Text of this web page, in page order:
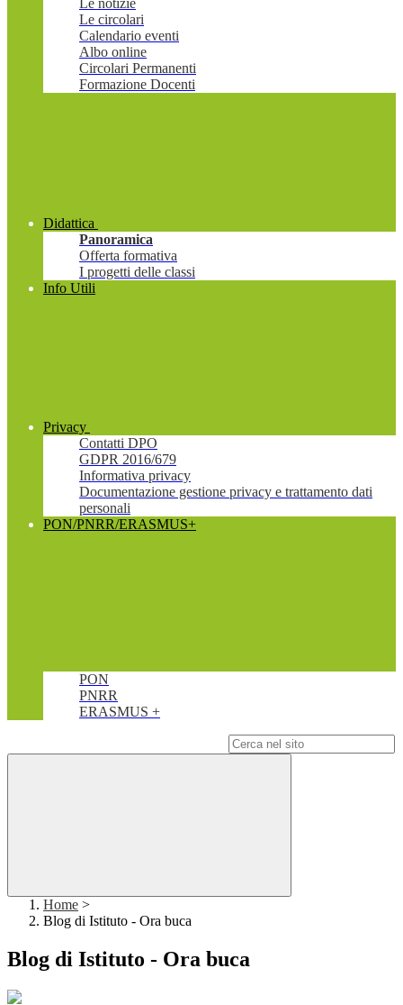
Le notizie
Le circolari
Calendario eventi
Albo online
Circolari Permanenti
Formazione Docenti
Didattica
Panoramica
Offerta formativa
I progetti delle classi
Info Utili
Privacy
Contatti DPO
GDPR 2016/679
Informativa privacy
Documentazione gestione privacy e trattamento dati
personali
PON/PNRR/ERASMUS+
PON
PNRR
ERASMUS +
Home >
Blog di Istituto - Ora buca
Blog di Istituto - Ora buca